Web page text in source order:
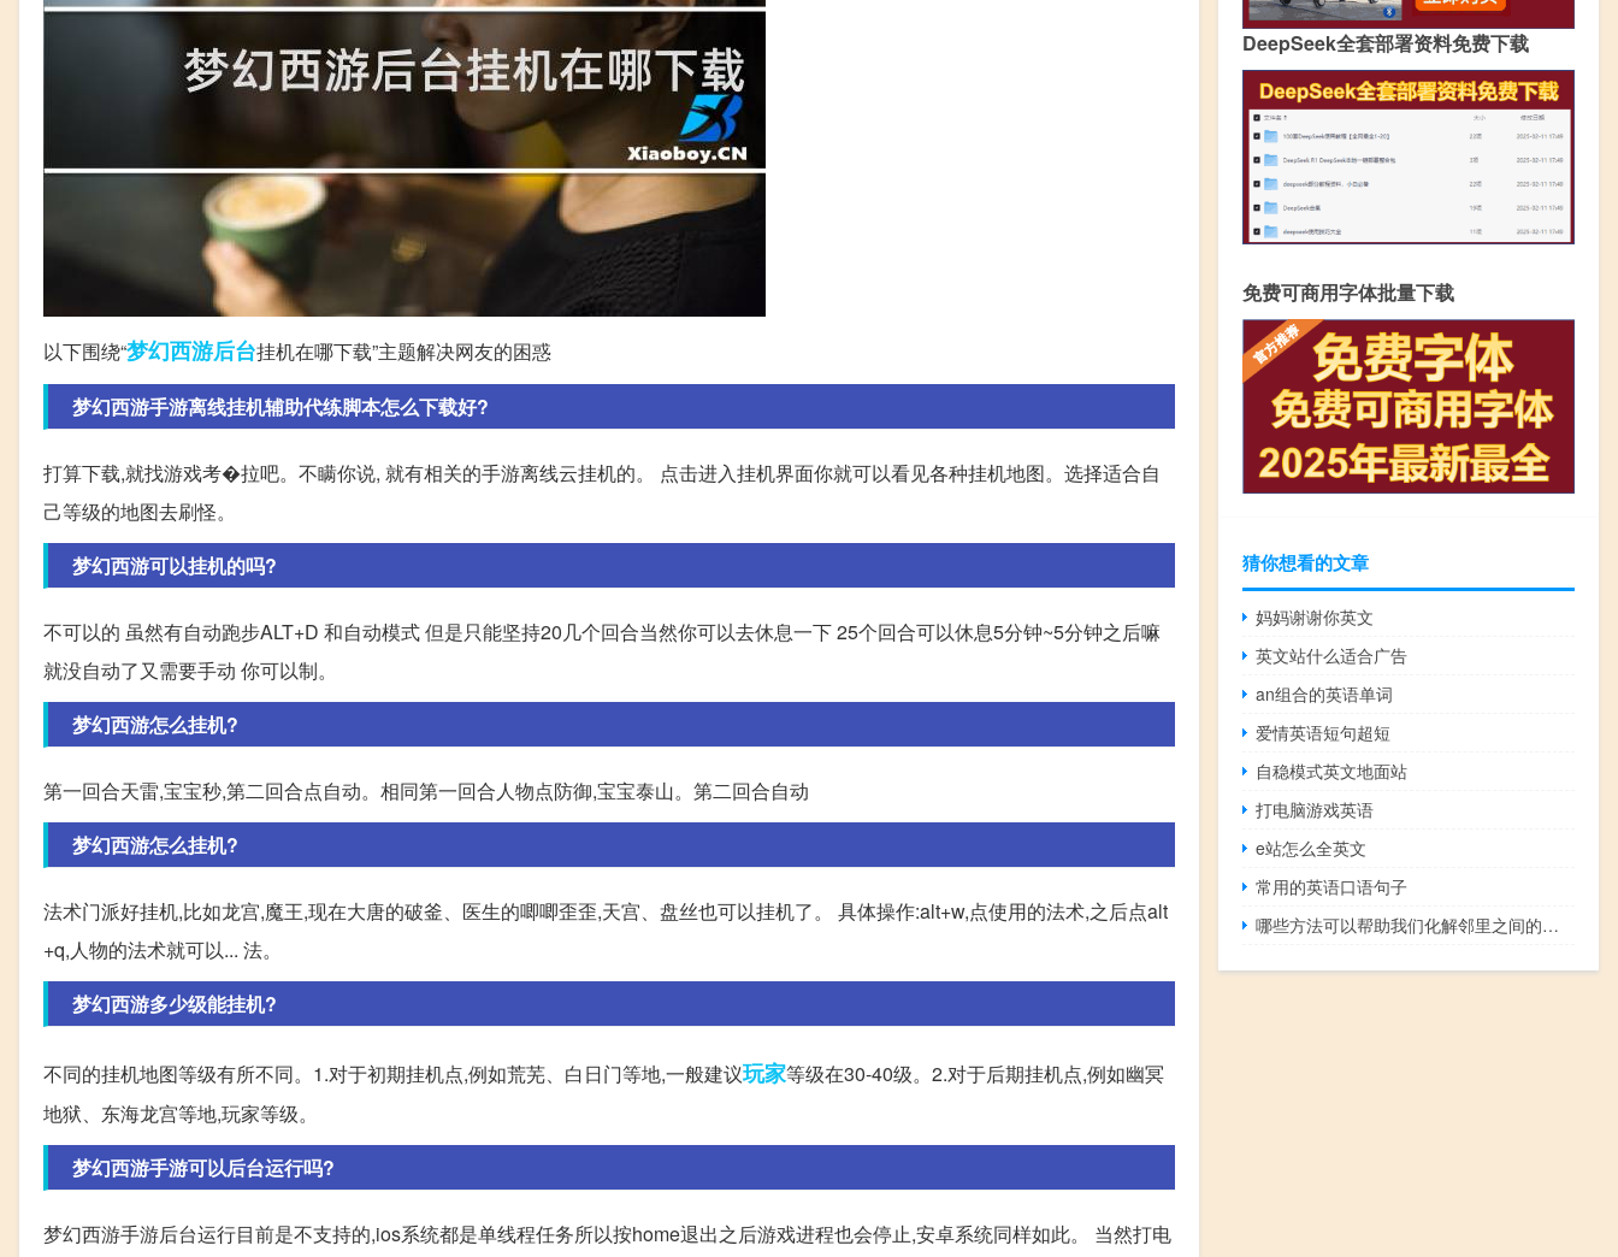
以下围绕“梦幻西游后台挂机在哪下载”主题解决网友的困惑
梦幻西游手游离线挂机辅助代练脚本怎么下载好?
打算下载,就找游戏考�拉吧。不瞒你说, 就有相关的手游离线云挂机的。 点击进入挂机界面你就可以看见各种挂机地图。选择适合自
己等级的地图去刷怪。
梦幻西游可以挂机的吗?
不可以的 虽然有自动跑步ALT+D 和自动模式 但是只能坚持20几个回合当然你可以去休息一下 25个回合可以休息5分钟~5分钟之后嘛
就没自动了又需要手动 你可以制。
梦幻西游怎么挂机?
第一回合天雷,宝宝秒,第二回合点自动。相同第一回合人物点防御,宝宝泰山。第二回合自动
梦幻西游怎么挂机?
法术门派好挂机,比如龙宫,魔王,现在大唐的破釜、医生的唧唧歪歪,天宫、盘丝也可以挂机了。 具体操作:alt+w,点使用的法术,之后点alt
+q,人物的法术就可以... 法。
梦幻西游多少级能挂机?
不同的挂机地图等级有所不同。1.对于初期挂机点,例如荒芜、白日门等地,一般建议玩家等级在30-40级。2.对于后期挂机点,例如幽冥
地狱、东海龙宫等地,玩家等级。
梦幻西游手游可以后台运行吗?
梦幻西游手游后台运行目前是不支持的,ios系统都是单线程任务所以按home退出之后游戏进程也会停止,安卓系统同样如此。 当然打电
DeepSeek全套部署资料免费下载
免费可商用字体批量下载
猜你想看的文章
妈妈谢谢你英文
英文站什么适合广告
an组合的英语单词
爱情英语短句超短
自稳模式英文地面站
打电脑游戏英语
e站怎么全英文
常用的英语口语句子
哪些方法可以帮助我们化解邻里之间的矛盾